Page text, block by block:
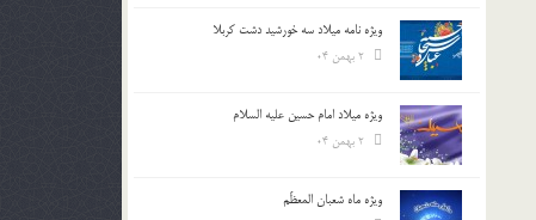
ویژه نامه میلاد سه خورشید دشت کربلا
ویژه میلاد امام حسین علیه السلام
ویژه ماه شعبان المعظّم